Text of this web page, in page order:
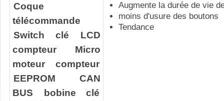
Coque
télécommande
Switch clé
LCD
compteur
Micro
moteur compteur
EEPROM
CAN
BUS
bobine clé
Augmente la durée de vie
moins d'usure des boutons
Tendance